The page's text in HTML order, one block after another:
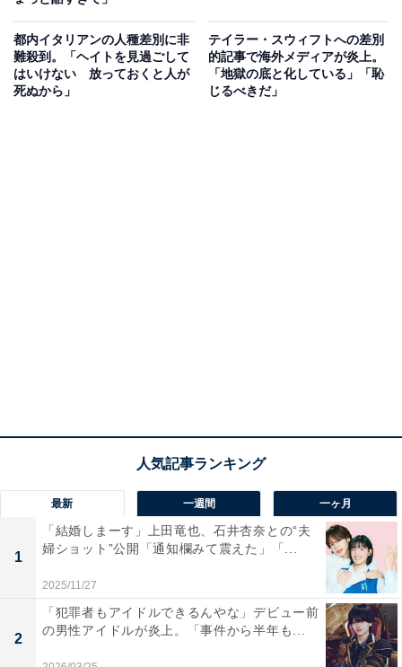
都内イタリアンの人種差別に非
難殺到。「ヘイトを見過ごして
はいけない 放っておくと人が
死ぬから」
テイラー・スウィフトへの差別
的記事で海外メディアが炎上。
「地獄の底と化している」「恥
じるべきだ」
最新 一週間 一ヶ月
1
「結婚しまーす」上田竜也、石井杏奈との“夫
婦ショット”公開「通知欄みて震えた」「...
2025/11/27
2
「犯罪者もアイドルできるんやな」デビュー前
の男性アイドルが炎上。「事件から半年も...